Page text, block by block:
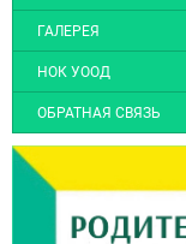
ГАЛЕРЕЯ
НОК УООД
ОБРАТНАЯ СВЯЗЬ